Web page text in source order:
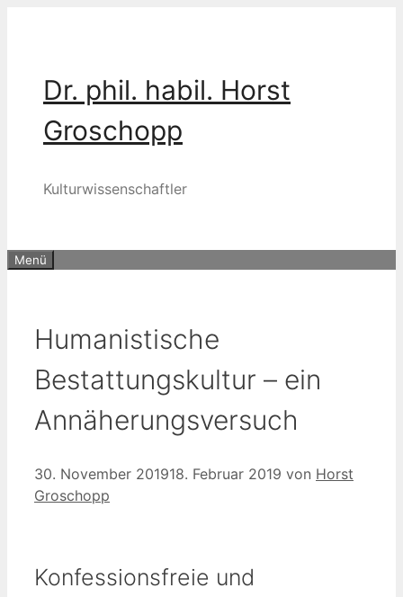
Dr. phil. habil. Horst
Groschopp
Kulturwissenschaftler
Menü
Humanistische
Bestattungskultur – ein
Annäherungsversuch
30. November 201918. Februar 2019 von Horst
Groschopp
Konfessionsfreie und